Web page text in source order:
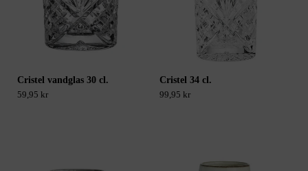
Cristel vandglas 30 cl.
59,95 kr
Cristel 34 cl.
99,95 kr